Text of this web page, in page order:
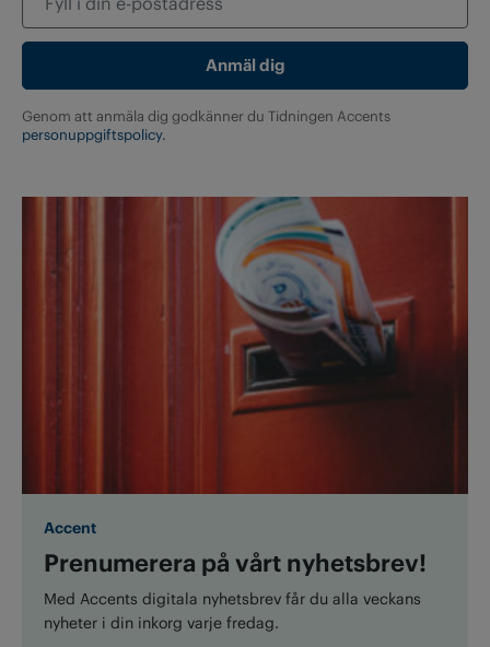
Genom att anmäla dig godkänner du Tidningen Accents
personuppgiftspolicy.
Accent
Prenumerera på vårt nyhetsbrev!
Med Accents digitala nyhetsbrev får du alla veckans
nyheter i din inkorg varje fredag.